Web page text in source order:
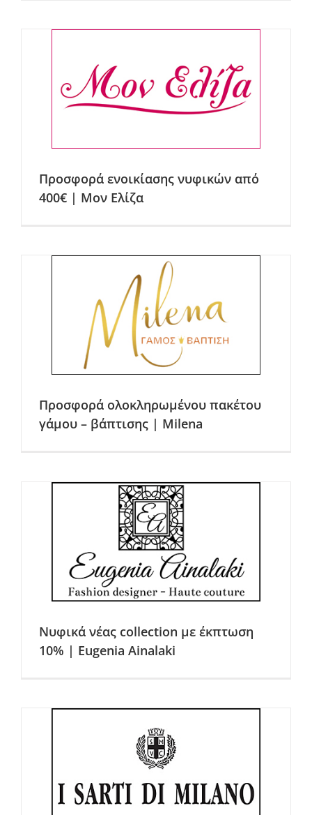
Προσφορά ενοικίασης νυφικών από
400€ | Μον Ελίζα
Προσφορά ολοκληρωμένου πακέτου
γάμου – βάπτισης | Milena
Νυφικά νέας collection με έκπτωση
10% | Eugenia Ainalaki